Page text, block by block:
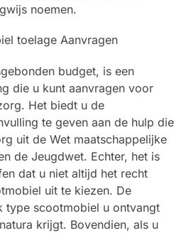
noemen.
budget, is een
die u kunt aanvragen voor
Het biedt u de
te geven aan de hulp die
uit de Wet maatschappelijke
de Jeugdwet. Echter, het is
dat u niet altijd het recht
uit te kiezen. De
type scootmobiel u ontvangt
krijgt. Bovendien, als u